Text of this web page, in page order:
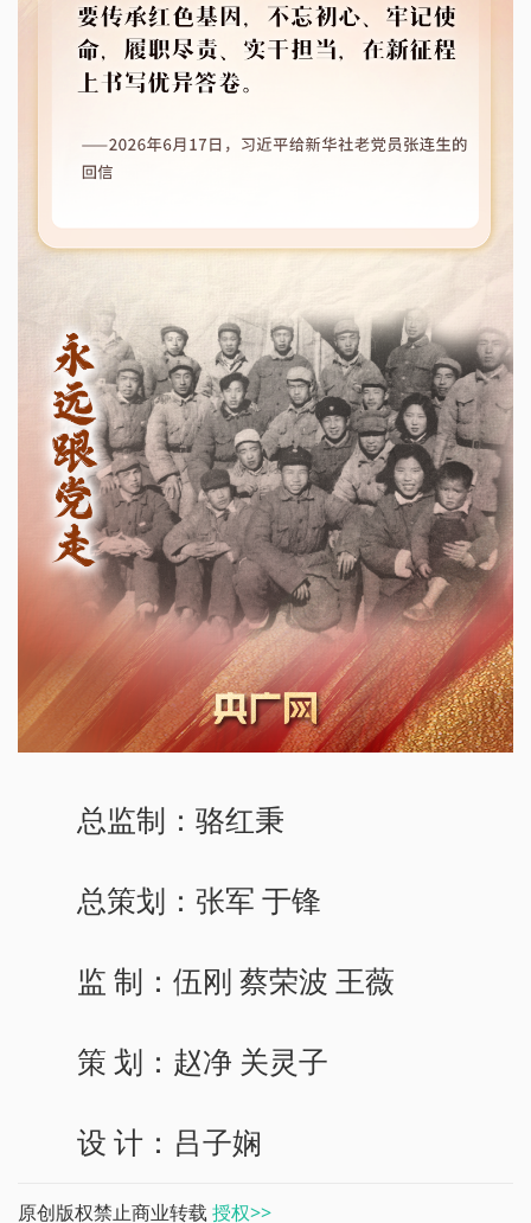
总监制：骆红秉
总策划：张军 于锋
监 制：伍刚 蔡荣波 王薇
策 划：赵净 关灵子
设 计：吕子娴
原创版权禁止商业转载 授权>>